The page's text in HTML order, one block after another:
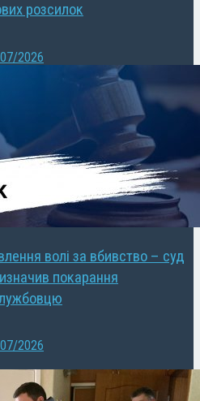
розсилок
2026
волі за вбивство – суд
покарання
2026